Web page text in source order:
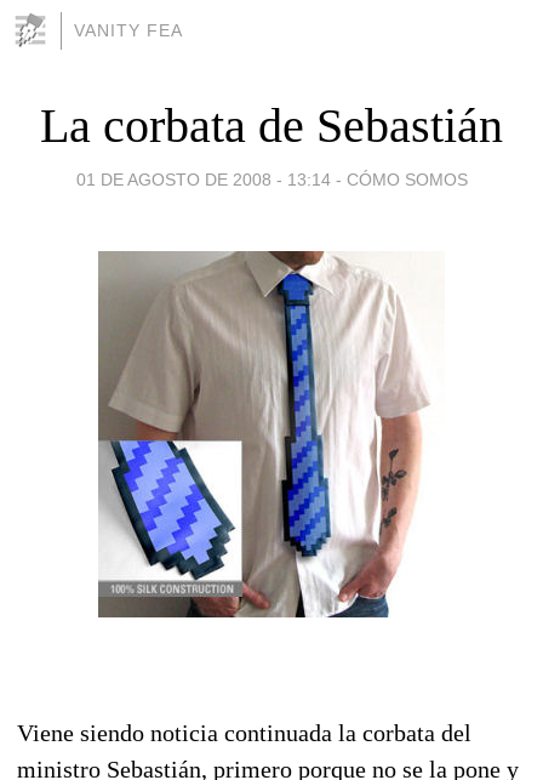
VANITY FEA
La corbata de Sebastián
01 DE AGOSTO DE 2008 - 13:14 - CÓMO SOMOS
Viene siendo noticia continuada la corbata del
ministro Sebastián, primero porque no se la pone y